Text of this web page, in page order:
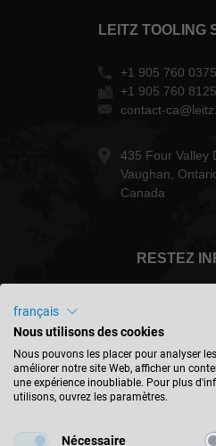
LEITZ TOOLING
+1 905 760 0375
+1 905 760 8125
contact-
435 Four Valley
Vaughan,
Canada
RESTEZ
Canada -
français
Nous utilisons des cookies
Nous pouvons les placer pour analyser
améliorer notre site Web, afficher un
une expérience inoubliable. Pour plus
utilisons, ouvrez les paramètres.
Nécessaire